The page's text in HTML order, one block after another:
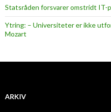
Statsråden forsvarer omstridt IT-
Ytring: – Universiteter er ikke
Mozart
ARKIV